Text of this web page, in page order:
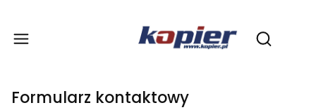
Otwórz
Formularz kontaktowy